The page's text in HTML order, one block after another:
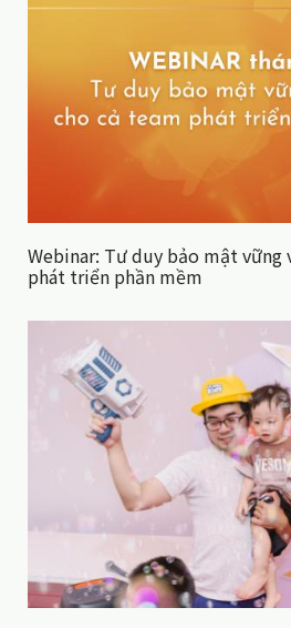
Webinar: Tư duy bảo mật vững
phát triển phần mềm